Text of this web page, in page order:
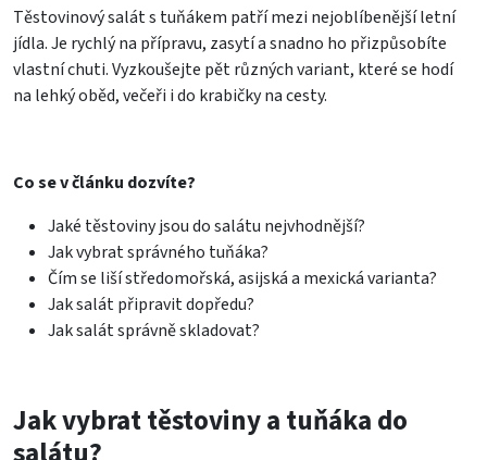
Těstovinový salát s tuňákem patří mezi nejoblíbenější letní
jídla. Je rychlý na přípravu, zasytí a snadno ho přizpůsobíte
vlastní chuti. Vyzkoušejte pět různých variant, které se hodí
na lehký oběd, večeři i do krabičky na cesty.
Co se v článku dozvíte?
Jaké těstoviny jsou do salátu nejvhodnější?
Jak vybrat správného tuňáka?
Čím se liší středomořská, asijská a mexická varianta?
Jak salát připravit dopředu?
Jak salát správně skladovat?
Jak vybrat těstoviny a tuňáka do